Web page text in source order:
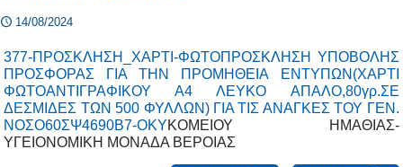
14/08/2024
377-ΠΡΟΣΚΛΗΣΗ_ΧΑΡΤΙ-ΦΩΤΟΠΡΟΣΚΛΗΣΗ ΥΠΟΒΟΛΗΣ
ΠΡΟΣΦΟΡΑΣ ΓΙΑ ΤΗΝ ΠΡΟΜΗΘΕΙΑ ΕΝΤΥΠΩΝ(ΧΑΡΤΙ
ΦΩΤΟΑΝΤΙΓΡΑΦΙΚΟΥ Α4 ΛΕΥΚΟ ΑΠΑΛΟ,80γρ.ΣΕ
ΔΕΣΜΙΔΕΣ ΤΩΝ 500 ΦΥΛΛΩΝ) ΓΙΑ ΤΙΣ ΑΝΑΓΚΕΣ ΤΟΥ ΓΕΝ.
ΝΟΣΟ60ΣΨ4690Β7-ΟΚΥΚΟΜΕΙΟΥ ΗΜΑΘΙΑΣ-
ΥΓΕΙΟΝΟΜΙΚΗ ΜΟΝΑΔΑ ΒΕΡΟΙΑΣ